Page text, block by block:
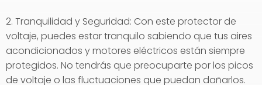
2. Tranquilidad y Seguridad: Con este protector de
voltaje, puedes estar tranquilo sabiendo que tus aires
acondicionados y motores eléctricos están siempre
protegidos. No tendrás que preocuparte por los picos
de voltaje o las fluctuaciones que puedan dañarlos.